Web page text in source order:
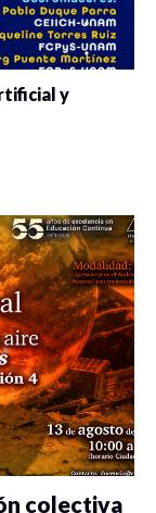
y
colectiva